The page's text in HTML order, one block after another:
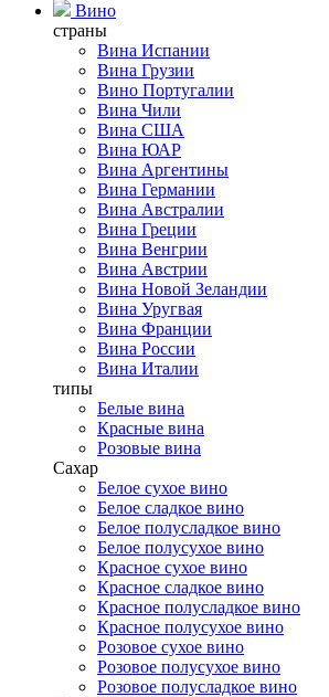
Вино
страны
Вина Испании
Вина Грузии
Вино Португалии
Вина Чили
Вина США
Вина ЮАР
Вина Аргентины
Вина Германии
Вина Австралии
Вина Греции
Вина Венгрии
Вина Австрии
Вина Новой Зеландии
Вина Уругвая
Вина Франции
Вина России
Вина Италии
типы
Белые вина
Красные вина
Розовые вина
Сахар
Белое сухое вино
Белое сладкое вино
Белое полусладкое вино
Белое полусухое вино
Красное сухое вино
Красное сладкое вино
Красное полусладкое вино
Красное полусухое вино
Розовое сухое вино
Розовое полусухое вино
Розовое полусладкое вино